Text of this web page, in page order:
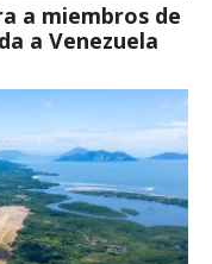
a miembros de
a Venezuela